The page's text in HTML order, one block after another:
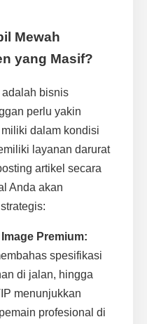
Mewah
yang Masif?
bisnis
perlu yakin
dalam kondisi
layanan darurat
artikel secara
Anda akan
Premium:
spesifikasi
di jalan, hingga
menunjukkan
profesional di